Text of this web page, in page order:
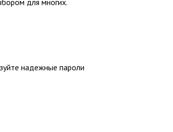
для многих.
надежные пароли